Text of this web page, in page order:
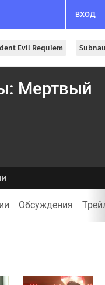
ВХОД
Evil Requiem
Мертвый
Обсуждения